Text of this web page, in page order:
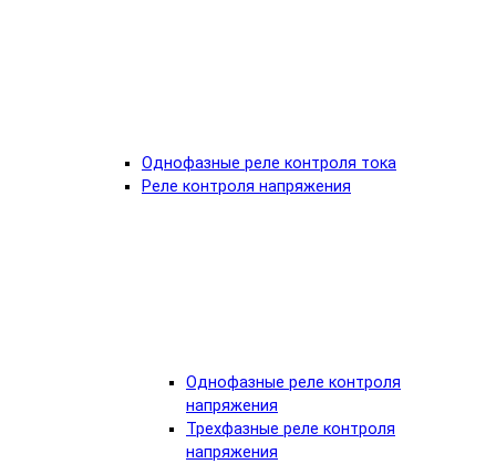
Однофазные реле контроля тока
Реле контроля напряжения
Однофазные реле контроля
напряжения
Трехфазные реле контроля
напряжения